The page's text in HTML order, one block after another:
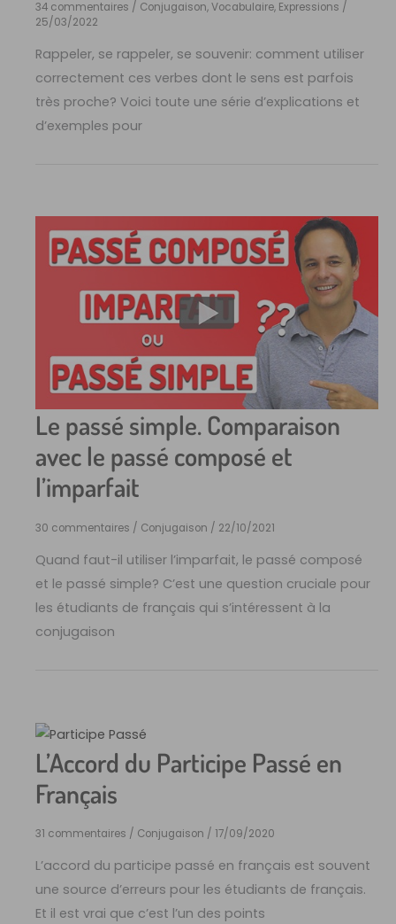
34 commentaires / Conjugaison,Vocabulaire, Expressions /
25/03/2022
Rappeler, se rappeler, se souvenir: comment utiliser
correctement ces verbes dont le sens est parfois
très proche? Voici toute une série d’explications et
d’exemples pour
Le passé simple. Comparaison
avec le passé composé et
l’imparfait
30 commentaires / Conjugaison / 22/10/2021
Quand faut-il utiliser l’imparfait, le passé composé
et le passé simple? C’est une question cruciale pour
les étudiants de français qui s’intéressent à la
conjugaison
L’Accord du Participe Passé en
Français
31 commentaires / Conjugaison / 17/09/2020
L’accord du participe passé en français est souvent
une source d’erreurs pour les étudiants de français.
Et il est vrai que c’est l’un des points